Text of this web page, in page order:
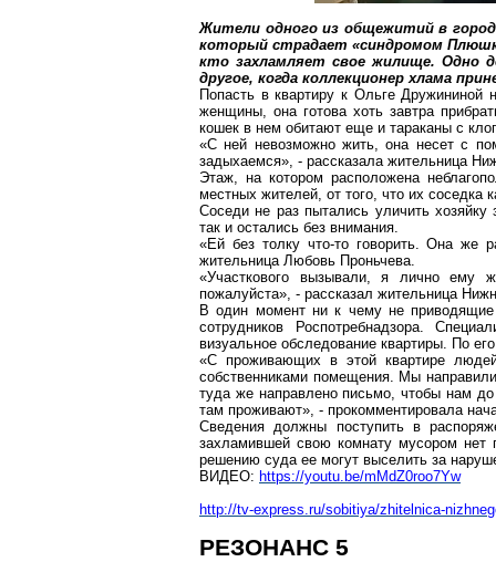
Жители одного из общежитий в
который страдает «синдромом
кто захламляет свое жилище. Одно
другое, когда коллекционер хлама
Попасть в квартиру к Ольге
женщины, она готова хоть завтра
кошек в нем обитают еще и тараканы с
«С ней невозможно жить, она несет с
задыхаемся», - рассказала жительница
Этаж, на котором расположена
местных жителей, от того, что их
Соседи не раз пытались уличить
так и остались без внимания.
«Ей без толку что-то говорить. Она же
жительница Любовь Проньчева.
«Участкового вызывали, я лично ему
пожалуйста», - рассказал жительница
В один момент ни к чему не приводящие
сотрудников
Роспотребнадзора.
визуальное обследование квартиры. По
«С проживающих в этой квартире
собственниками помещения. Мы
туда же направлено письмо, чтобы нам до
там проживают», - прокомментировала
Сведения должны поступить в
захламившей свою комнату мусором нет
решению суда ее могут выселить за
ВИДЕО: https://youtu.be/mMdZ0roo7Yw
http://tv-express.ru/sobitiya/zhitelnica-
РЕЗОНАНС 5